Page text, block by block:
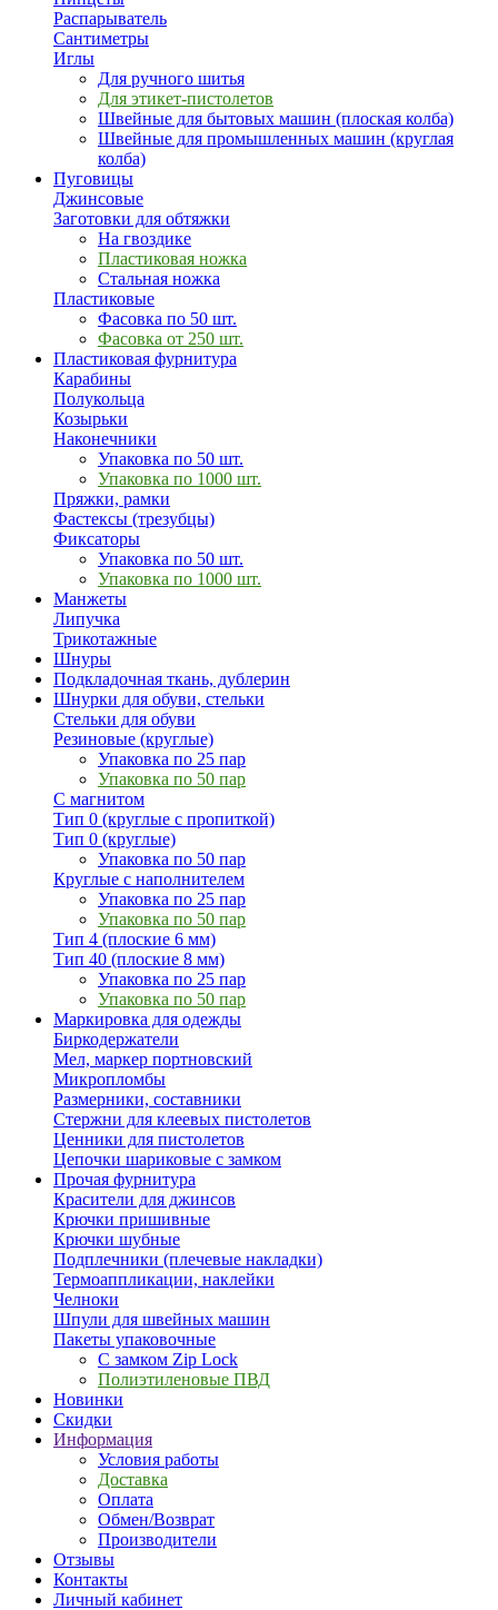
Распарыватель
Сантиметры
Иглы
Для ручного шитья
Для этикет-пистолетов
Швейные для бытовых машин (плоская колба)
Швейные для промышленных машин (круглая
колба)
Пуговицы
Джинсовые
Заготовки для обтяжки
На гвоздике
Пластиковая ножка
Стальная ножка
Пластиковые
Фасовка по 50 шт.
Фасовка от 250 шт.
Пластиковая фурнитура
Карабины
Полукольца
Козырьки
Наконечники
Упаковка по 50 шт.
Упаковка по 1000 шт.
Пряжки, рамки
Фастексы (трезубцы)
Фиксаторы
Упаковка по 50 шт.
Упаковка по 1000 шт.
Манжеты
Липучка
Трикотажные
Шнуры
Подкладочная ткань, дублерин
Шнурки для обуви, стельки
Стельки для обуви
Резиновые (круглые)
Упаковка по 25 пар
Упаковка по 50 пар
С магнитом
Тип 0 (круглые с пропиткой)
Тип 0 (круглые)
Упаковка по 50 пар
Круглые с наполнителем
Упаковка по 25 пар
Упаковка по 50 пар
Тип 4 (плоские 6 мм)
Тип 40 (плоские 8 мм)
Упаковка по 25 пар
Упаковка по 50 пар
Маркировка для одежды
Биркодержатели
Мел, маркер портновский
Микропломбы
Размерники, составники
Стержни для клеевых пистолетов
Ценники для пистолетов
Цепочки шариковые с замком
Прочая фурнитура
Красители для джинсов
Крючки пришивные
Крючки шубные
Подплечники (плечевые накладки)
Термоаппликации, наклейки
Челноки
Шпули для швейных машин
Пакеты упаковочные
С замком Zip Lock
Полиэтиленовые ПВД
Новинки
Скидки
Информация
Условия работы
Доставка
Оплата
Обмен/Возврат
Производители
Отзывы
Контакты
Личный кабинет